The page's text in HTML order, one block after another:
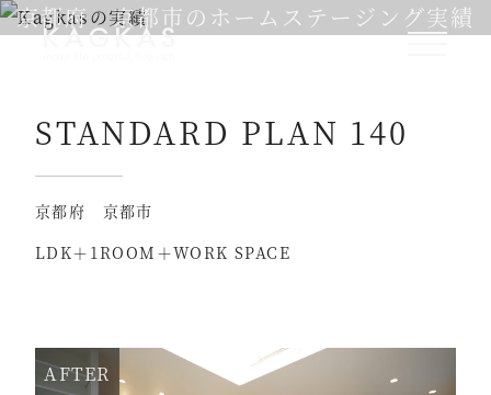
京都府 京都市のホームステージング実績
STANDARD PLAN 140
京都府 京都市
LDK＋1ROOM＋WORK SPACE
AFTER